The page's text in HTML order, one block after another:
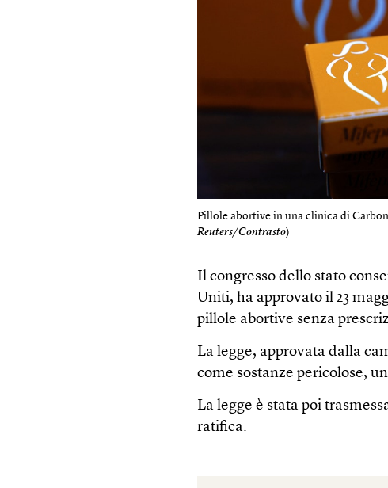
Pillole abortive in una clinica di
Reuters/Contrasto)
Il congresso dello stato
Uniti, ha approvato il 23
pillole abortive senza
La legge, approvata dalla
come sostanze pericolose,
La legge è stata poi
ratifica.